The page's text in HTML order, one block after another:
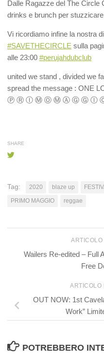
Dalle Ragazze del The Circle
drinks e brunch per
Vi ricordiamo infine la nostra
#SAVETHECIRCLE sulla
alle 23:00 #perujahdubclub
united we stand , divided we
spread the message : ONE
Ⓟ Ⓡ Ⓘ Ⓜ Ⓞ Ⓜ Ⓐ Ⓖ Ⓖ Ⓘ
SHARE
Tag: 2020 blaze up
PRIMO MAGGIO
reggae
Wailers Re-edited – Full
Free
ARTICOLO
OUT NOW: 1st
Work”
POTREBBERO